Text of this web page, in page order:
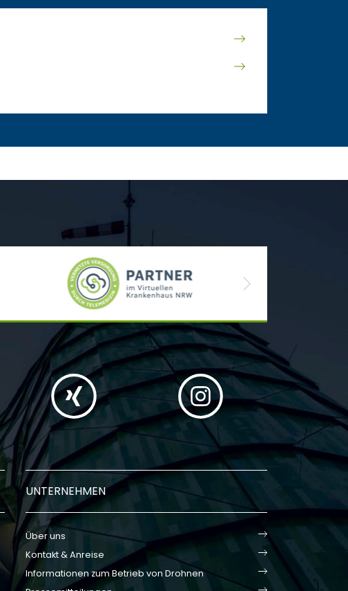
Next
UNTERNEHMEN
Über uns
Kontakt & Anreise
Informationen zum Betrieb von Drohnen